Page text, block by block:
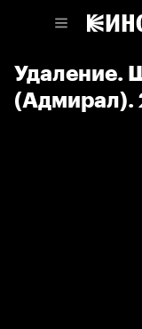
Удаление.
(Адмирал).